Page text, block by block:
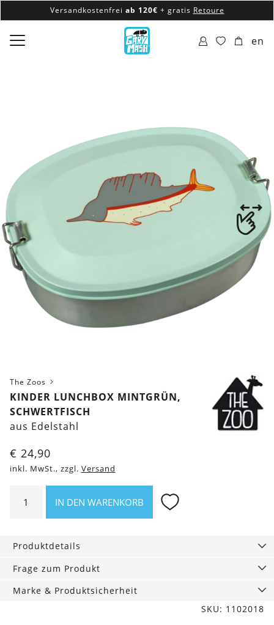
Versandkostenfrei ab 120€ + gratis Retoure
100% veganes & fair produziertes Sortiment
Versandkostenfrei ab 120€
en
The Zoos
KINDER LUNCHBOX MINTGRÜN,
SCHWERTFISCH
aus Edelstahl
€ 24,90
inkl. MwSt., zzgl. Versand
Lunchbox
mintgrün,
Menge
IN DEN WARENKORB
Produktdetails
Frage zum Produkt
Marke & Produktsicherheit
SKU: 1102018